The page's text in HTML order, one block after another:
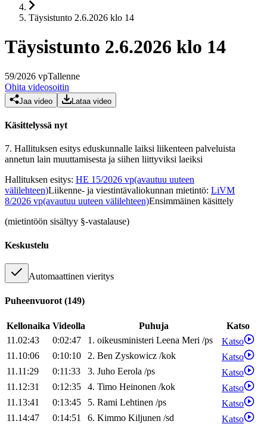
Täysistunto 2.6.2026 klo 14
Täysistunto 2.6.2026 klo 14
59/2026 vpTallenne
Ohita videosoitin
Jaa video Lataa video
Käsittelyssä nyt
7. Hallituksen esitys eduskunnalle laiksi liikenteen palveluista
annetun lain muuttamisesta ja siihen liittyviksi laeiksi
Hallituksen esitys: HE 15/2026 vp(avautuu uuteen
välilehteen)Liikenne- ja viestintävaliokunnan mietintö: LiVM
8/2026 vp(avautuu uuteen välilehteen)Ensimmäinen käsittely
(mietintöön sisältyy §-vastalause)
Keskustelu
Automaattinen vieritys
Puheenvuorot (149)
Kellonaika Videolla Puhuja
Katso
11.02:43
0:02:47 1. oikeusministeri Leena Meri /ps
Katso
11.10:06
0:10:10 2. Ben Zyskowicz /kok
Katso
11.11:29
0:11:33 3. Juho Eerola /ps
Katso
11.12:31
0:12:35 4. Timo Heinonen /kok
Katso
11.13:41
0:13:45 5. Rami Lehtinen /ps
Katso
11.14:47
0:14:51 6. Kimmo Kiljunen /sd
Katso